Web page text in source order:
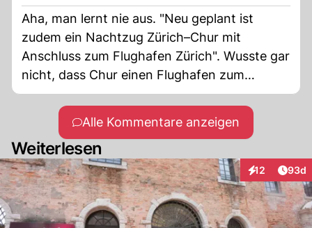
Aha, man lernt nie aus. "Neu geplant ist
zudem ein Nachtzug Zürich–Chur mit
Anschluss zum Flughafen Zürich". Wusste gar
nicht, dass Chur einen Flughafen zum
umsteigen hat! Also, ich fahre von Zürich
nach Chur, steige dort in ein Flugzeug, der
mich nach Zürich Flughafen bringt. Gut-Gut-
Gut!
Alle Kommentare anzeigen
Weiterlesen
12
Interaktionen
93d